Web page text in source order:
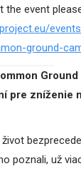
event
ground-
Ground
pre zníženie
poznali, už